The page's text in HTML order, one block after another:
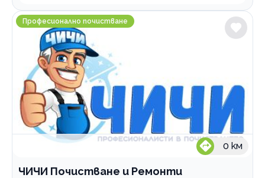
ЧИЧИ Почистване и Ремонти
Професионално почистване
0 км
ЧИЧИ Почистване и Ремонти